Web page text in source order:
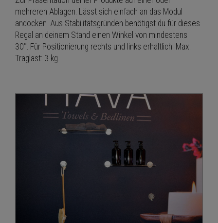
mehreren Ablagen. Lässt sich einfach an das Modul
andocken. Aus Stabilitätsgründen benötigst du für dieses
Regal an deinem Stand einen Winkel von mindestens
30°. Für Positionierung rechts und links erhältlich. Max.
Traglast: 3 kg.